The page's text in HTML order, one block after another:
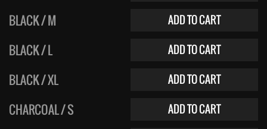
BLACK / M ADD TO CART
BLACK / L ADD TO CART
BLACK / XL ADD TO CART
CHARCOAL / S ADD TO CART